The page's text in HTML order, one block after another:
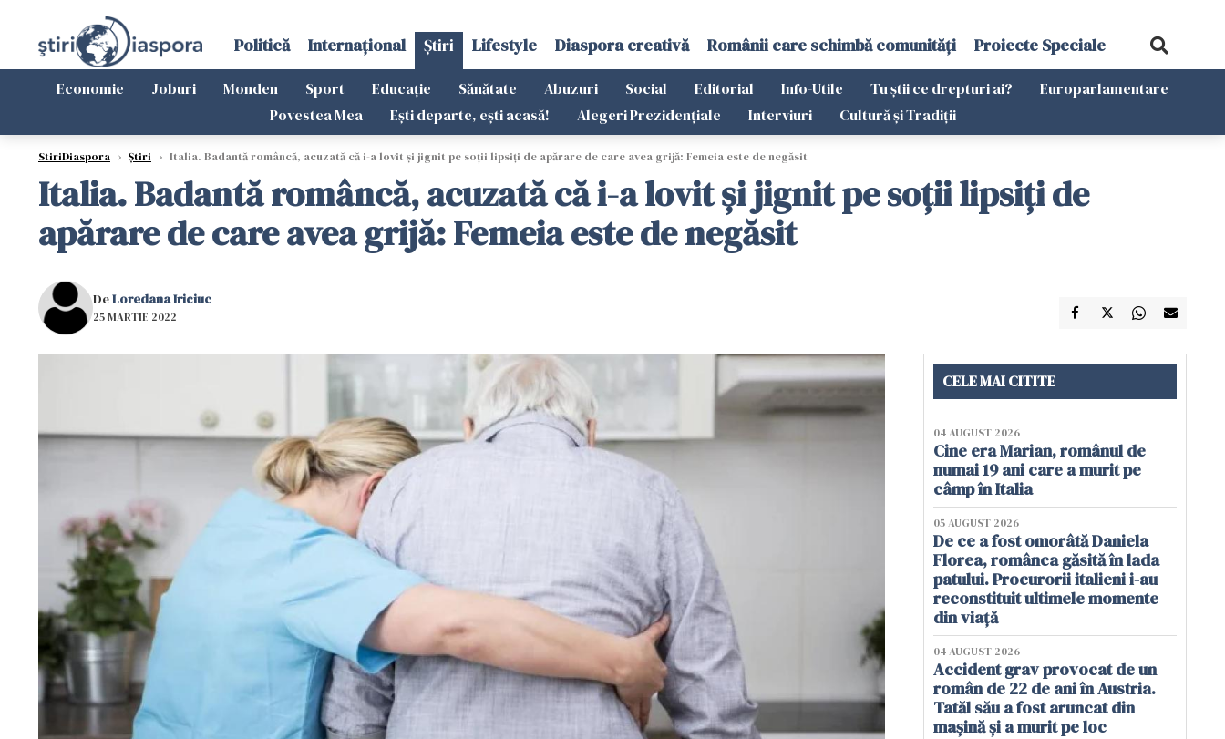
Politică Internațional Știri Lifestyle Diaspora creativă Românii care schimbă comunități Proiecte Speciale
Economie Joburi Monden Sport Educație Sănătate Abuzuri Social Editorial Info-Utile Tu știi ce drepturi ai?
Europarlamentare
Povestea Mea
Ești departe, ești acasă! Alegeri Prezidențiale Interviuri Cultură și Tradiții
StiriDiaspora › Știri › Italia. Badantă româncă, acuzată că i-a lovit și jignit pe soții lipsiți de apărare de care avea grijă: Femeia este de negăsit
Italia. Badantă româncă, acuzată că i-a lovit și jignit pe soții lipsiți de
apărare de care avea grijă: Femeia este de negăsit
DeLoredana Iriciuc
25 MARTIE 2022
CELE MAI CITITE
04 AUGUST 2026
Cine era Marian, românul de
numai 19 ani care a murit pe
câmp în Italia
05 AUGUST 2026
De ce a fost omorâtă Daniela
Florea, românca găsită în lada
patului. Procurorii italieni i-au
reconstituit ultimele momente
din viață
04 AUGUST 2026
Accident grav provocat de un
român de 22 de ani în Austria.
Tatăl său a fost aruncat din
mașină și a murit pe loc